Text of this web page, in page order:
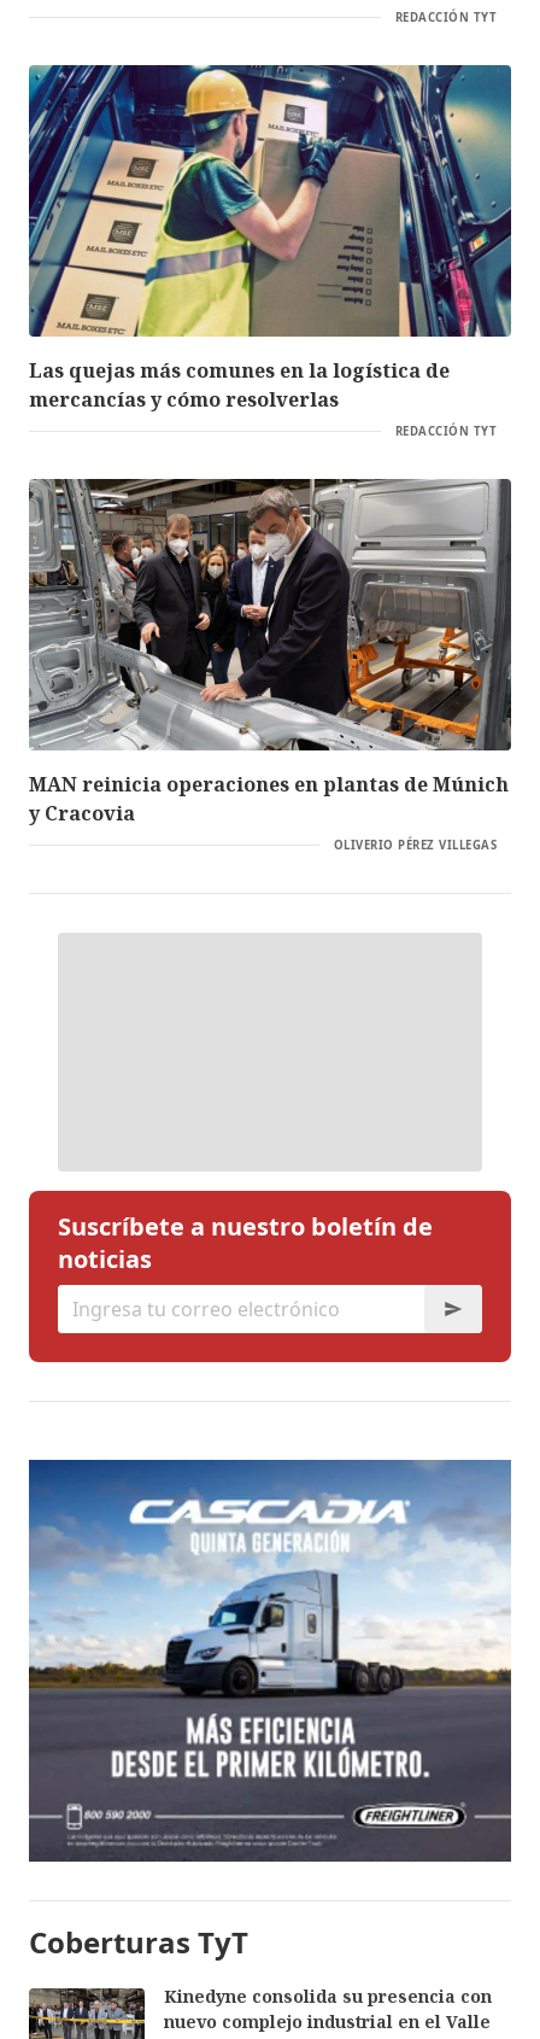
REDACCIÓN TYT
Las quejas más comunes en la logística de
mercancías y cómo resolverlas
REDACCIÓN TYT
MAN reinicia operaciones en plantas de Múnich
y Cracovia
OLIVERIO PÉREZ VILLEGAS
Suscríbete a nuestro boletín de
noticias
Coberturas TyT
Kinedyne consolida su presencia con
nuevo complejo industrial en el Valle